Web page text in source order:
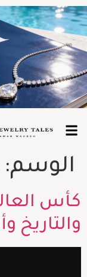
الوسم:
كأس
والتاريخ